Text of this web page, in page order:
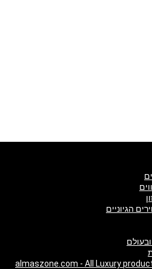
almaszone.com - All Luxury